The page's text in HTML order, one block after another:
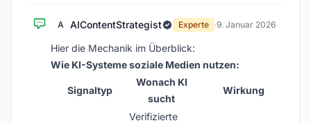
A AIContentStrategist Experte ·9. Januar 2026
Hier die Mechanik im Überblick:
Wie KI-Systeme soziale Medien nutzen:
Signaltyp
Wonach KI
sucht
Wirkung
Verifizierte